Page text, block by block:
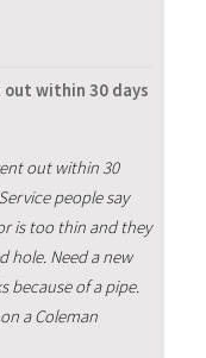
out within 30 days
out within 30
people say
is too thin and they
hole. Need a new
because of a pipe.
a Coleman